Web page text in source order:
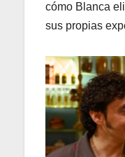
cómo Blanca
sus propias